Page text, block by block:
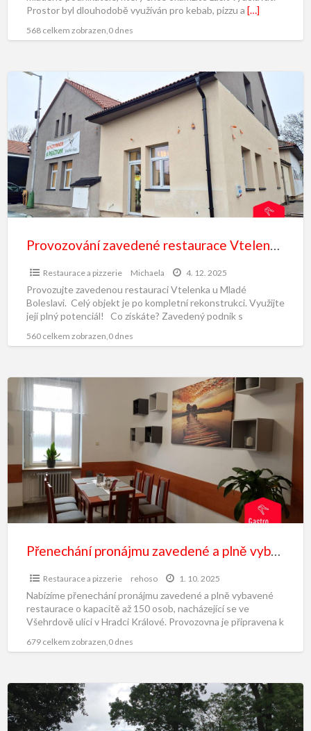
Prostor byl dlouhodobě využíván pro kebab, pizzu a […]
568 celkem zobrazen,0 dnes
Provozování zavedené restaurace Vtelenka u Mladé Boleslavi
Restaurace a pizzerie Michaela 4. 12. 2025
Provozujte zavedenou restauraci Vtelenka u Mladé
Boleslavi. Celý objekt je po kompletní rekonstrukci. Využijte
její plný potenciál! Co získáte? Zavedený podnik s
560 celkem zobrazen,0 dnes
Přenechání pronájmu zavedené a plně vybavené restaurace
Restaurace a pizzerie rehoso 1. 10. 2025
Nabízíme přenechání pronájmu zavedené a plně vybavené
restaurace o kapacitě až 150 osob, nacházející se ve
Všehrdově ulici v Hradci Králové. Provozovna je připravena k
679 celkem zobrazen,0 dnes